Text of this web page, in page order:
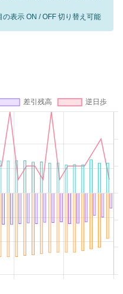
表示 ON / OFF 切り替え可能